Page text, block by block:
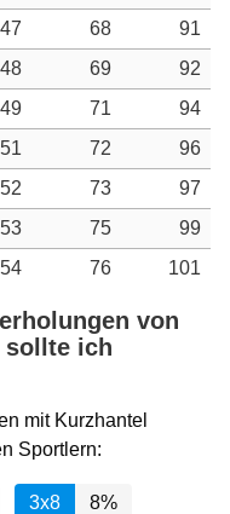
47 68
91
48 69
92
49 71
94
51 72
96
52 73
97
53 75
99
54 76 101
von
sollte ich
mit Kurzhantel
Sportlern:
3x8 8%